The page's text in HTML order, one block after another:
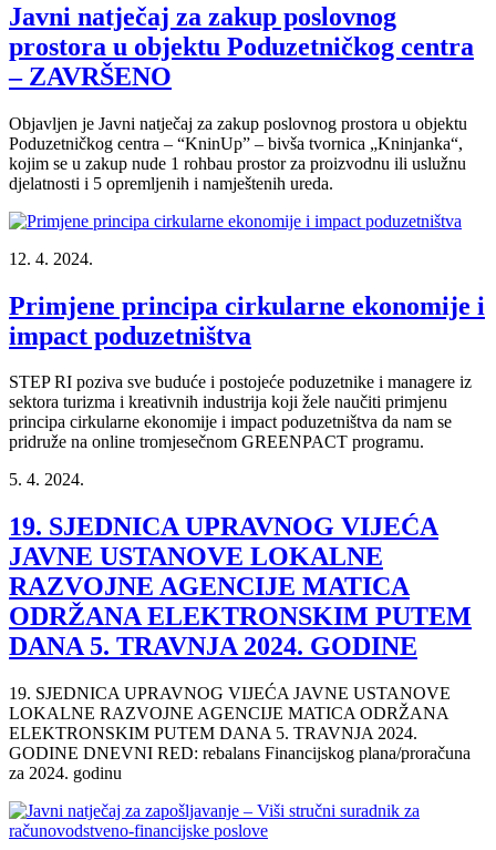
Javni natječaj za zakup poslovnog
prostora u objektu Poduzetničkog centra
– ZAVRŠENO
Objavljen je Javni natječaj za zakup poslovnog prostora u objektu
Poduzetničkog centra – “KninUp” – bivša tvornica „Kninjanka“,
kojim se u zakup nude 1 rohbau prostor za proizvodnu ili uslužnu
djelatnosti i 5 opremljenih i namještenih ureda.
12. 4. 2024.
Primjene principa cirkularne ekonomije i
impact poduzetništva
STEP RI poziva sve buduće i postojeće poduzetnike i managere iz
sektora turizma i kreativnih industrija koji žele naučiti primjenu
principa cirkularne ekonomije i impact poduzetništva da nam se
pridruže na online tromjesečnom GREENPACT programu.
5. 4. 2024.
19. SJEDNICA UPRAVNOG VIJEĆA
JAVNE USTANOVE LOKALNE
RAZVOJNE AGENCIJE MATICA
ODRŽANA ELEKTRONSKIM PUTEM
DANA 5. TRAVNJA 2024. GODINE
19. SJEDNICA UPRAVNOG VIJEĆA JAVNE USTANOVE
LOKALNE RAZVOJNE AGENCIJE MATICA ODRŽANA
ELEKTRONSKIM PUTEM DANA 5. TRAVNJA 2024.
GODINE DNEVNI RED: rebalans Financijskog plana/proračuna
za 2024. godinu